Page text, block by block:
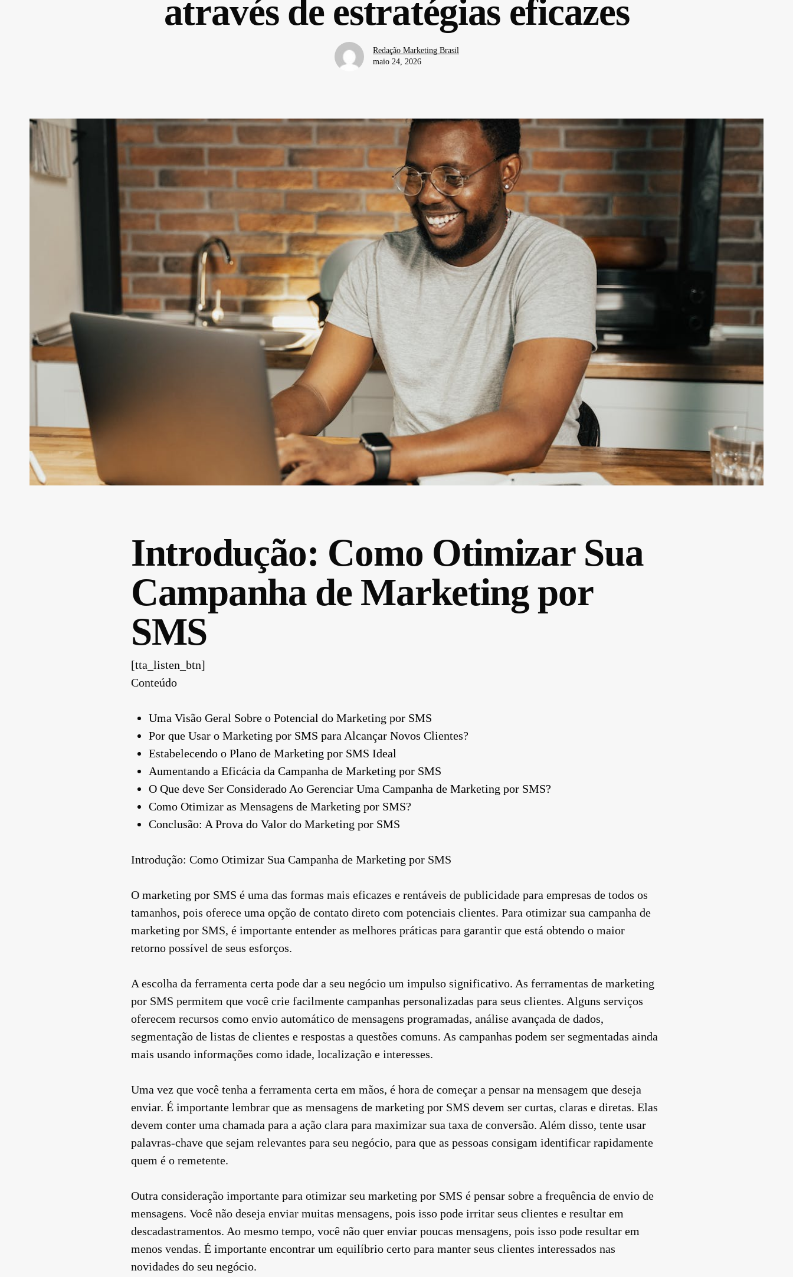
através de estratégias eficazes
Redação Marketing Brasil
maio 24, 2026
Introdução: Como Otimizar Sua
Campanha de Marketing por
SMS
[tta_listen_btn]
Conteúdo
Uma Visão Geral Sobre o Potencial do Marketing por SMS
Por que Usar o Marketing por SMS para Alcançar Novos Clientes?
Estabelecendo o Plano de Marketing por SMS Ideal
Aumentando a Eficácia da Campanha de Marketing por SMS
O Que deve Ser Considerado Ao Gerenciar Uma Campanha de Marketing por SMS?
Como Otimizar as Mensagens de Marketing por SMS?
Conclusão: A Prova do Valor do Marketing por SMS
Introdução: Como Otimizar Sua Campanha de Marketing por SMS
O marketing por SMS é uma das formas mais eficazes e rentáveis de publicidade para empresas de todos os
tamanhos, pois oferece uma opção de contato direto com potenciais clientes. Para otimizar sua campanha de
marketing por SMS, é importante entender as melhores práticas para garantir que está obtendo o maior
retorno possível de seus esforços.
A escolha da ferramenta certa pode dar a seu negócio um impulso significativo. As ferramentas de marketing
por SMS permitem que você crie facilmente campanhas personalizadas para seus clientes. Alguns serviços
oferecem recursos como envio automático de mensagens programadas, análise avançada de dados,
segmentação de listas de clientes e respostas a questões comuns. As campanhas podem ser segmentadas ainda
mais usando informações como idade, localização e interesses.
Uma vez que você tenha a ferramenta certa em mãos, é hora de começar a pensar na mensagem que deseja
enviar. É importante lembrar que as mensagens de marketing por SMS devem ser curtas, claras e diretas. Elas
devem conter uma chamada para a ação clara para maximizar sua taxa de conversão. Além disso, tente usar
palavras-chave que sejam relevantes para seu negócio, para que as pessoas consigam identificar rapidamente
quem é o remetente.
Outra consideração importante para otimizar seu marketing por SMS é pensar sobre a frequência de envio de
mensagens. Você não deseja enviar muitas mensagens, pois isso pode irritar seus clientes e resultar em
descadastramentos. Ao mesmo tempo, você não quer enviar poucas mensagens, pois isso pode resultar em
menos vendas. É importante encontrar um equilíbrio certo para manter seus clientes interessados nas
novidades do seu negócio.